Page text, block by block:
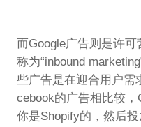
而Google广告则是许
称为“inbound
些广告是在迎合用户需
cebook的广告相比较
你是Shopify的，然后